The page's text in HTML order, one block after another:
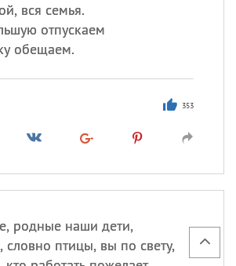
вся семья.
отпускаем
обещаем.
353
родные наши дети,
словно птицы, вы по свету,